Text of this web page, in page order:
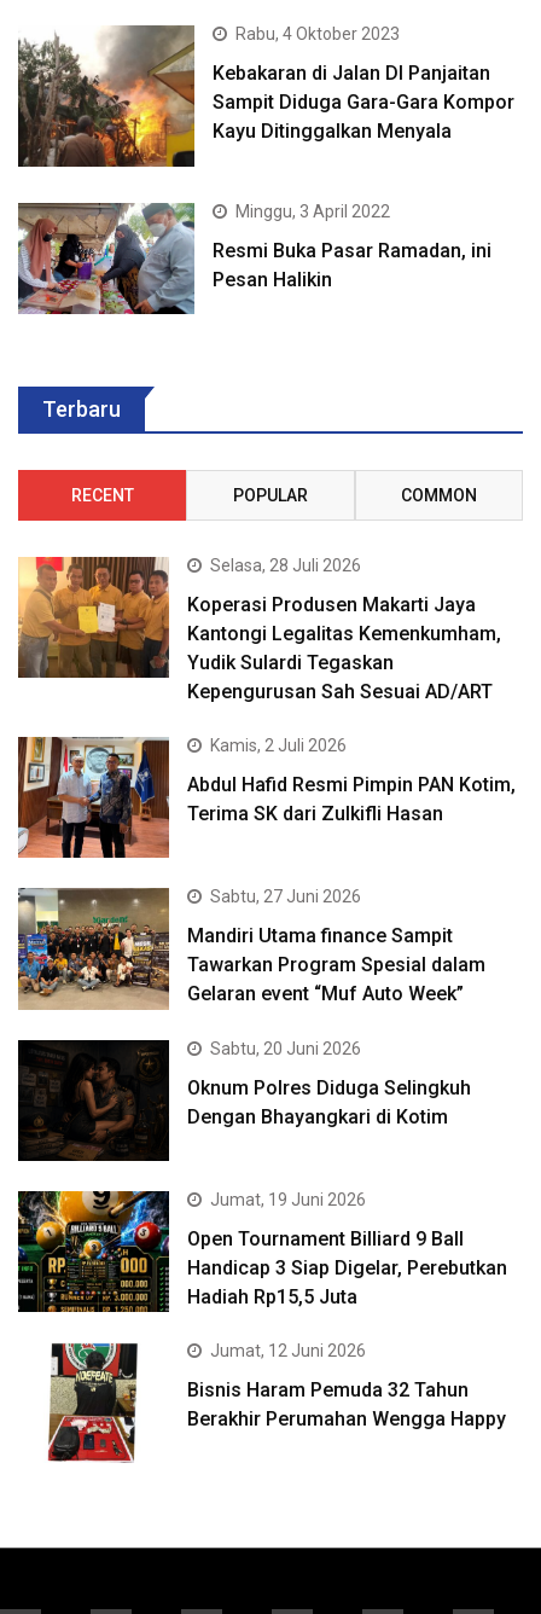
Rabu, 4 Oktober 2023
Kebakaran di Jalan DI Panjaitan
Sampit Diduga Gara-Gara Kompor
Kayu Ditinggalkan Menyala
Minggu, 3 April 2022
Resmi Buka Pasar Ramadan, ini
Pesan Halikin
Terbaru
RECENT POPULAR COMMON
Selasa, 28 Juli 2026
Koperasi Produsen Makarti Jaya
Kantongi Legalitas Kemenkumham,
Yudik Sulardi Tegaskan
Kepengurusan Sah Sesuai AD/ART
Kamis, 2 Juli 2026
Abdul Hafid Resmi Pimpin PAN Kotim,
Terima SK dari Zulkifli Hasan
Sabtu, 27 Juni 2026
Mandiri Utama finance Sampit
Tawarkan Program Spesial dalam
Gelaran event “Muf Auto Week”
Sabtu, 20 Juni 2026
Oknum Polres Diduga Selingkuh
Dengan Bhayangkari di Kotim
Jumat, 19 Juni 2026
Open Tournament Billiard 9 Ball
Handicap 3 Siap Digelar, Perebutkan
Hadiah Rp15,5 Juta
Jumat, 12 Juni 2026
Bisnis Haram Pemuda 32 Tahun
Berakhir Perumahan Wengga Happy